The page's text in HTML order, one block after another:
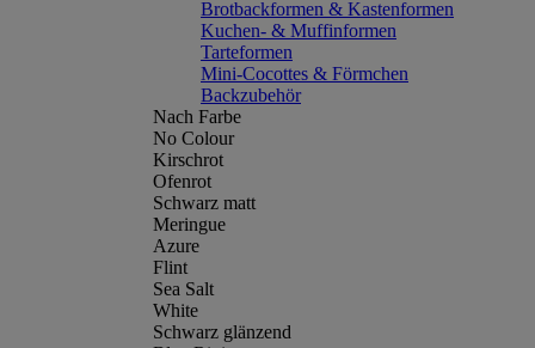
Brotbackformen & Kastenformen
Kuchen- & Muffinformen
Tarteformen
Mini-Cocottes & Förmchen
Backzubehör
Nach Farbe
No Colour
Kirschrot
Ofenrot
Schwarz matt
Meringue
Azure
Flint
Sea Salt
White
Schwarz glänzend